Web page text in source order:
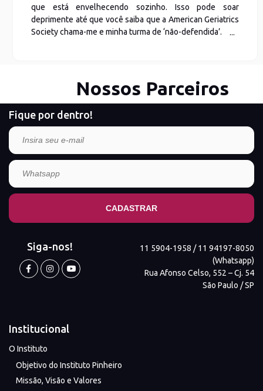
que está envelhecendo sozinho. Isso pode soar
deprimente até que você saiba que a American Geriatrics
Society chama-me e minha turma de ‘não-defendida’.
Nossos Parceiros
Fique por dentro!
Siga-nos!
11 5904-1958 / 11 94197-8050
(Whatsapp)
Rua Afonso Celso, 552 – Cj. 54
São Paulo / SP
Institucional
O Instituto
Objetivo do Instituto Pinheiro
Missão, Visão e Valores